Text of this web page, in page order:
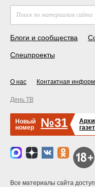
Блоги и сообщества
Спецпроекты
О нас Контактная
День ТВ
Новый
номер
№31
Все материалы сайта